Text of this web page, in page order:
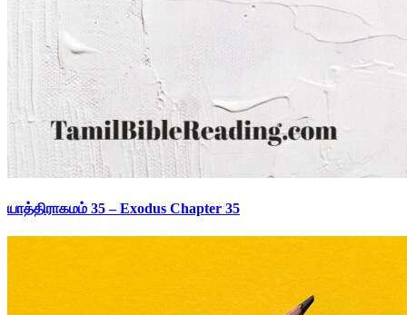
யாத்திராகமம் 35 – Exodus Chapter 35